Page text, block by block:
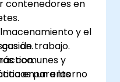
contenedores en
y el
de trabajo.
comunes y
para las
en un entorno